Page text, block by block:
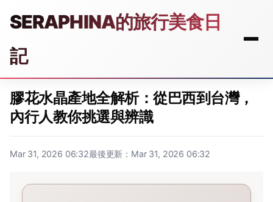
SERAPHINA的旅行美食日
記
膠花水晶產地全解析：從巴西到台灣，
內行人教你挑選與辨識
Mar 31, 2026 06:32最後更新：Mar 31, 2026 06:32